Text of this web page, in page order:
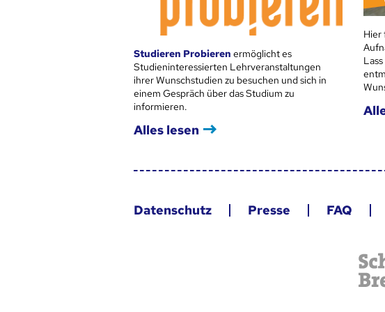
Studieren Probieren ermöglicht es
Studieninteressierten Lehrveranstaltungen
ihrer Wunschstudien zu besuchen und sich in
einem Gespräch über das Studium zu
informieren.
Alles lesen
Hier
Datenschutz Presse FAQ